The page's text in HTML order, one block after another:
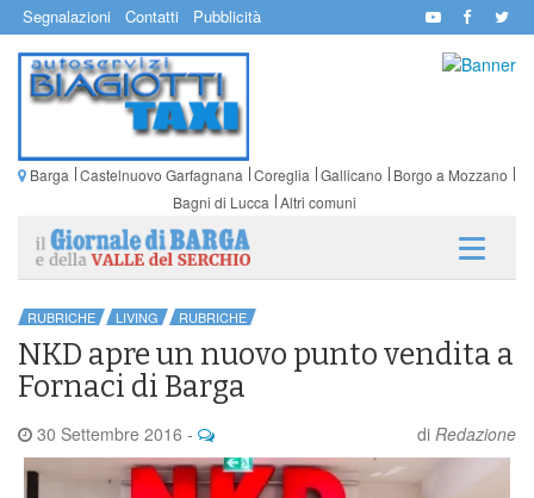
Segnalazioni Contatti Pubblicità
Barga Castelnuovo Garfagnana Coreglia Gallicano
Borgo a Mozzano
Bagni di Lucca Altri comuni
RUBRICHE LIVING RUBRICHE
NKD apre un nuovo punto vendita a
Fornaci di Barga
30 Settembre 2016 - di Redazione